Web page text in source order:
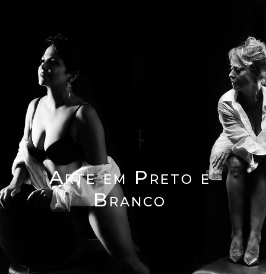
Arte em Preto e
Branco